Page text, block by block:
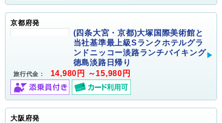
京都府発
(四条大宮・京都)大塚国際美術館と
当社基準最上級Sランクホテルグラ
ンドニッコー淡路ランチバイキング
徳島淡路日帰り
旅行代金： 14,980円 ～15,980円
大阪府発